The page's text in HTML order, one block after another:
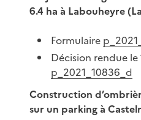
6.4 ha à Labouheyre
Formulaire
Décision rendue
p_2021_10836_d
Construction
sur un parking à